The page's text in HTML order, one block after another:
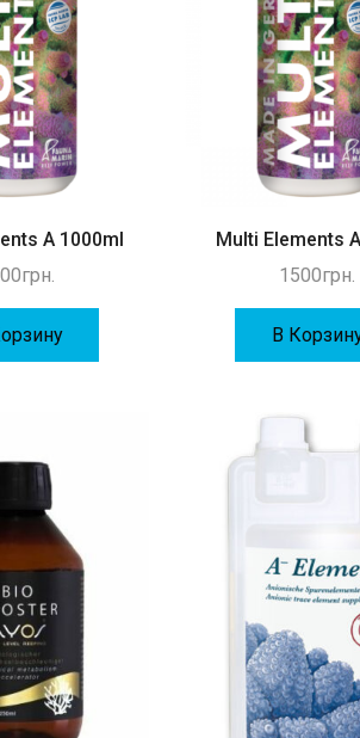
A 1000ml
грн.
Multi Elements
1500грн.
В